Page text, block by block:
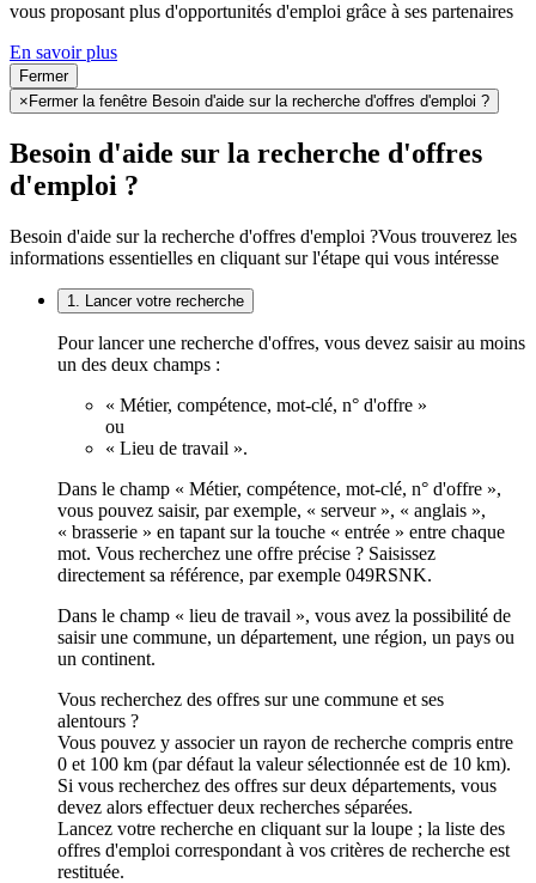
vous proposant plus d'opportunités d'emploi grâce à ses partenaires
En savoir plus
Fermer
×Fermer la fenêtre Besoin d'aide sur la recherche d'offres d'emploi ?
Besoin d'aide sur la recherche d'offres
d'emploi ?
Besoin d'aide sur la recherche d'offres d'emploi ?Vous trouverez les
informations essentielles en cliquant sur l'étape qui vous intéresse
1. Lancer votre recherche
Pour lancer une recherche d'offres, vous devez saisir au moins
un des deux champs :
« Métier, compétence, mot-clé, n° d'offre »
ou
« Lieu de travail ».
Dans le champ « Métier, compétence, mot-clé, n° d'offre »,
vous pouvez saisir, par exemple, « serveur », « anglais »,
« brasserie » en tapant sur la touche « entrée » entre chaque
mot. Vous recherchez une offre précise ? Saisissez
directement sa référence, par exemple 049RSNK.
Dans le champ « lieu de travail », vous avez la possibilité de
saisir une commune, un département, une région, un pays ou
un continent.
Vous recherchez des offres sur une commune et ses
alentours ?
Vous pouvez y associer un rayon de recherche compris entre
0 et 100 km (par défaut la valeur sélectionnée est de 10 km).
Si vous recherchez des offres sur deux départements, vous
devez alors effectuer deux recherches séparées.
Lancez votre recherche en cliquant sur la loupe ; la liste des
offres d'emploi correspondant à vos critères de recherche est
restituée.